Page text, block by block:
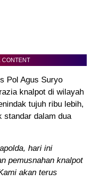
CONTENT
Pol Agus Suryo
knalpot di wilayah
tujuh ribu lebih,
standar dalam dua
hari ini
pemusnahan knalpot
akan terus